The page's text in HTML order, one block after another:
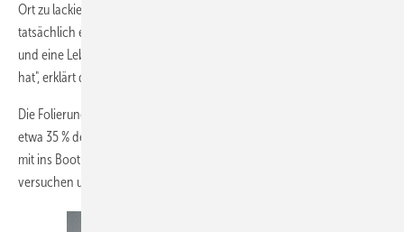
Ort zu lackieren oder mit einer Autofolie zu bekleben. "Es gibt da
tatsächlich eine Folie eines großen Herstellers die nahezu identisch ist
und eine Lebenserwartung von mehr als sechs bis maximal 15 Jahren
hat", erklärt der Sachverständige.
Die Folierung sei deutlich günstiger als eine Lackierung – geschätzt
etwa 35 % der Kosten. Den Hersteller würde Freiberg bei den Kosten
mit ins Boot nehmen. Die Bauherren wollen diese Lösung nun
versuchen umzusetzen.